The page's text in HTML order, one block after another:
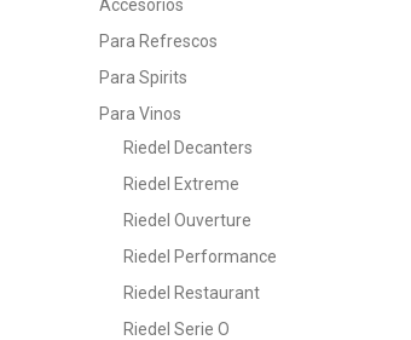
Accesorios
Para Refrescos
Para Spirits
Para Vinos
Riedel Decanters
Riedel Extreme
Riedel Ouverture
Riedel Performance
Riedel Restaurant
Riedel Serie O